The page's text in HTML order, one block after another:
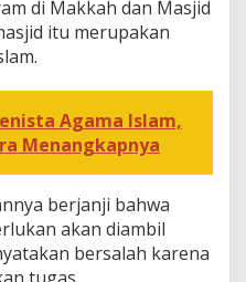
di Makkah dan Masjid
itu merupakan
Agama Islam,
Menangkapnya
berjanji bahwa
akan diambil
bersalah karena